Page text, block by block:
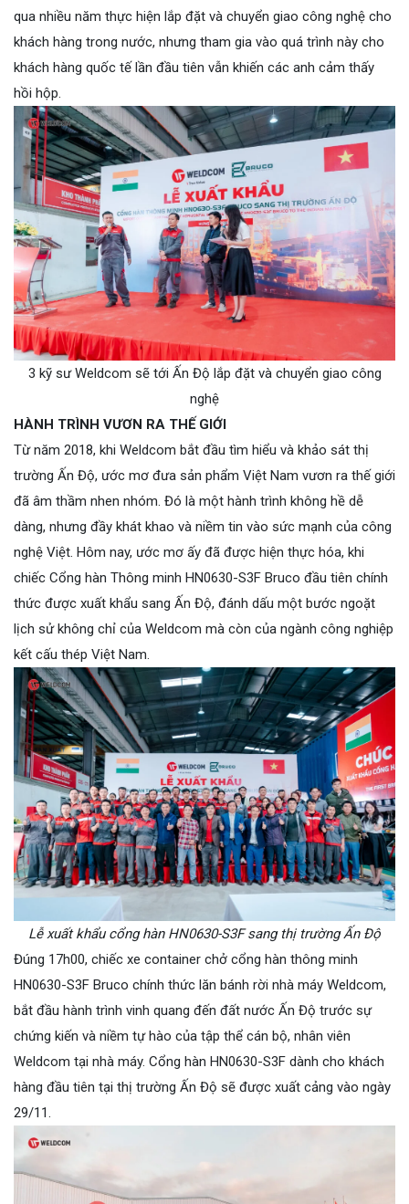
qua nhiều năm thực hiện lắp đặt và chuyển giao công nghệ cho
khách hàng trong nước, nhưng tham gia vào quá trình này cho
khách hàng quốc tế lần đầu tiên vẫn khiến các anh cảm thấy
hồi hộp.
3 kỹ sư Weldcom sẽ tới Ấn Độ lắp đặt và chuyển giao công
nghệ
HÀNH TRÌNH VƯƠN RA THẾ GIỚI
Từ năm 2018, khi Weldcom bắt đầu tìm hiểu và khảo sát thị
trường Ấn Độ, ước mơ đưa sản phẩm Việt Nam vươn ra thế giới
đã âm thầm nhen nhóm. Đó là một hành trình không hề dễ
dàng, nhưng đầy khát khao và niềm tin vào sức mạnh của công
nghệ Việt. Hôm nay, ước mơ ấy đã được hiện thực hóa, khi
chiếc Cổng hàn Thông minh HN0630-S3F Bruco đầu tiên chính
thức được xuất khẩu sang Ấn Độ, đánh dấu một bước ngoặt
lịch sử không chỉ của Weldcom mà còn của ngành công nghiệp
kết cấu thép Việt Nam.
Lễ xuất khẩu cổng hàn HN0630-S3F sang thị trường Ấn Độ
Đúng 17h00, chiếc xe container chở cổng hàn thông minh
HN0630-S3F Bruco chính thức lăn bánh rời nhà máy Weldcom,
bắt đầu hành trình vinh quang đến đất nước Ấn Độ trước sự
chứng kiến và niềm tự hào của tập thể cán bộ, nhân viên
Weldcom tại nhà máy. Cổng hàn HN0630-S3F dành cho khách
hàng đầu tiên tại thị trường Ấn Độ sẽ được xuất cảng vào ngày
29/11.